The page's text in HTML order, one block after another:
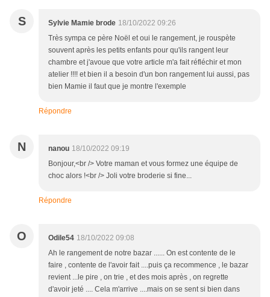
S Sylvie Mamie brode 18/10/2022 09:26
Très sympa ce père Noël et oui le rangement, je rouspète
souvent après les petits enfants pour qu'ils rangent leur
chambre et j'avoue que votre article m'a fait réfléchir et mon
atelier !!!! et bien il a besoin d'un bon rangement lui aussi, pas
bien Mamie il faut que je montre l'exemple
Répondre
N nanou 18/10/2022 09:19
Bonjour,<br /> Votre maman et vous formez une équipe de
choc alors !<br /> Joli votre broderie si fine...
Répondre
O Odile54 18/10/2022 09:08
Ah le rangement de notre bazar ...... On est contente de le
faire , contente de l'avoir fait ....puis ça recommence , le bazar
revient ...le pire , on trie , et des mois après , on regrette
d'avoir jeté .... Cela m'arrive ....mais on se sent si bien dans